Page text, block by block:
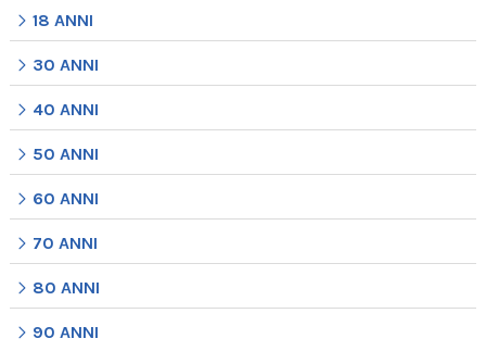
18 ANNI
30 ANNI
40 ANNI
50 ANNI
60 ANNI
70 ANNI
80 ANNI
90 ANNI